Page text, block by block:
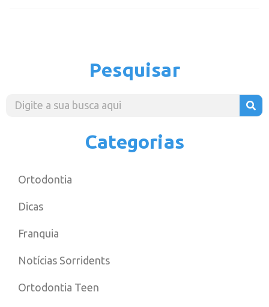
Pesquisar
Categorias
Ortodontia
Dicas
Franquia
Notícias Sorridents
Ortodontia Teen